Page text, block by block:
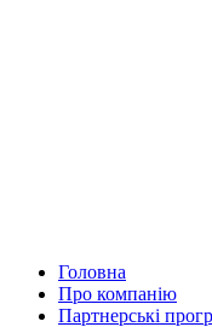
Головна
Про компанію
Партнерські